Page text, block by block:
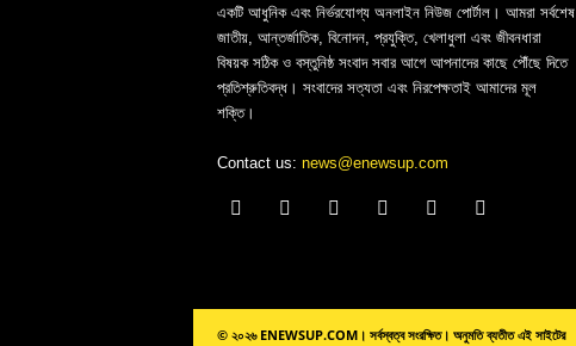
একটি আধুনিক এবং নির্ভরযোগ্য অনলাইন নিউজ পোর্টাল। আমরা সর্বশেষ
জাতীয়, আন্তর্জাতিক, বিনোদন, প্রযুক্তি, খেলাধুলা এবং জীবনধারা
বিষয়ক সঠিক ও বস্তুনিষ্ঠ সংবাদ সবার আগে আপনাদের কাছে পৌঁছে দিতে
প্রতিশ্রুতিবদ্ধ। সংবাদের সত্যতা এবং নিরপেক্ষতাই আমাদের মূল
শক্তি।
Contact us: news@enewsup.com
© ২০২৬ ENEWSUP.COM। সর্বস্বত্ব সংরক্ষিত। অনুমতি ব্যতীত এই সাইটের